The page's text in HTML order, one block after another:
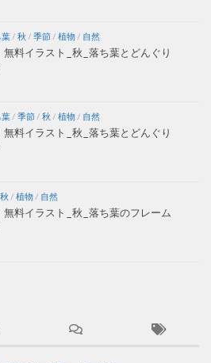
葉/ 秋 / 季節/ 植物/ 自然
無料イラスト_秋_落ち葉とどんぐり
葉/ 季節/ 秋 / 植物/ 自然
無料イラスト_秋_落ち葉とどんぐり
秋 / 植物/ 自然
無料イラスト_秋_落ち葉のフレーム